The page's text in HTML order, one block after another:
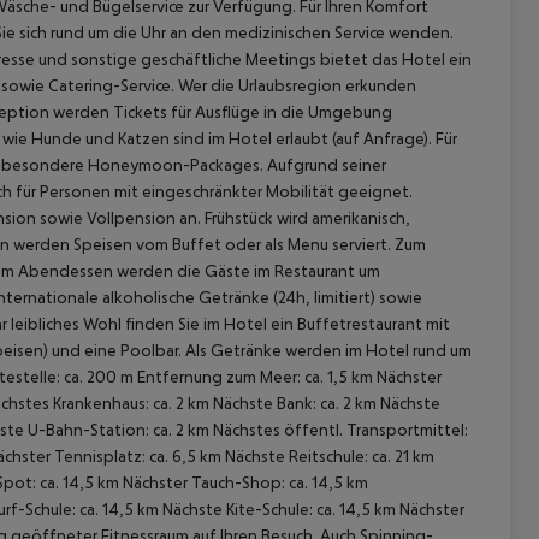
und Bügelservice zur Verfügung. Für Ihren Komfort
rund um die Uhr an den medizinischen Service wenden.
und sonstige geschäftliche Meetings bietet das Hotel ein
Catering-Service. Wer die Urlaubsregion erkunden
werden Tickets für Ausflüge in die Umgebung
Hunde und Katzen sind im Hotel erlaubt (auf Anfrage). Für
Honeymoon-Packages. Aufgrund seiner
für Personen mit eingeschränkter Mobilität geeignet.
sowie Vollpension an. Frühstück wird amerikanisch,
Speisen vom Buffet oder als Menu serviert. Zum
Abendessen werden die Gäste im Restaurant um
alkoholische Getränke (24h, limitiert) sowie
Wohl finden Sie im Hotel ein Buffetrestaurant mit
und eine Poolbar. Als Getränke werden im Hotel rund um
ca. 200 m Entfernung zum Meer: ca. 1,5 km Nächster
Krankenhaus: ca. 2 km Nächste Bank: ca. 2 km Nächste
U-Bahn-Station: ca. 2 km Nächstes öffentl. Transportmittel:
Tennisplatz: ca. 6,5 km Nächste Reitschule: ca. 21 km
ca. 14,5 km Nächster Tauch-Shop: ca. 14,5 km
Schule: ca. 14,5 km Nächste Kite-Schule: ca. 14,5 km Nächster